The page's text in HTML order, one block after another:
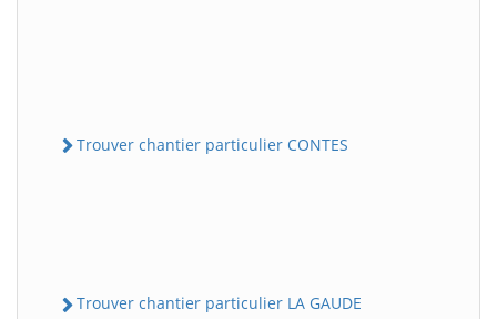
Trouver chantier particulier CONTES
Trouver chantier particulier LA GAUDE